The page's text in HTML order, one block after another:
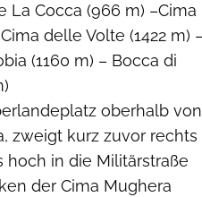
La Cocca (966 m) –Cima
delle Volte (1422 m)
(1160 m) – Bocca di
oberhalb von
zweigt kurz zuvor rechts
hoch in die Militärstraße
der Cima Mughera